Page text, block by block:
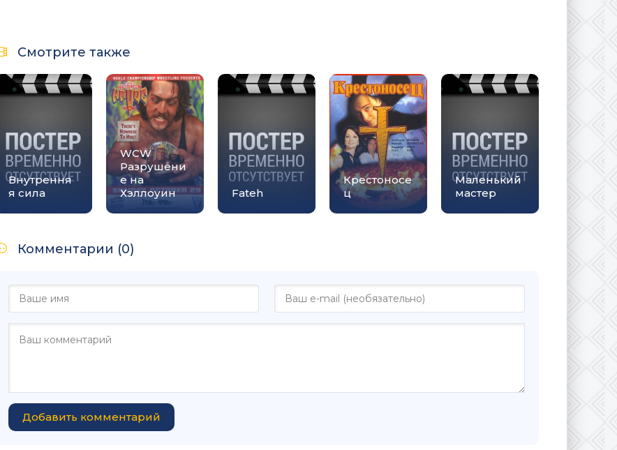
Смотрите также
Внутрення
я сила
WCW
Разрушени
е на
Хэллоуин
Fateh
Крестоносе
ц
Маленький
мастер
Комментарии (0)
Добавить комментарий